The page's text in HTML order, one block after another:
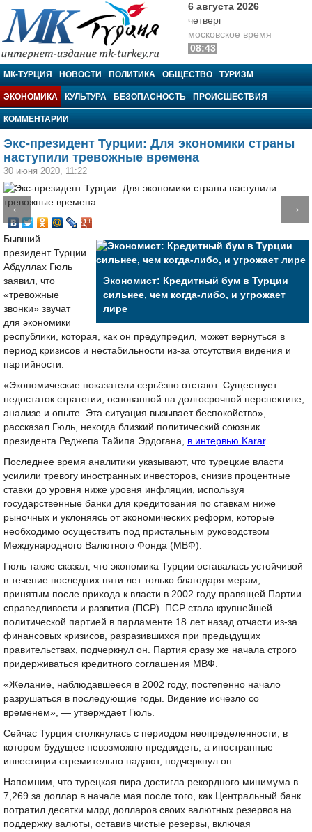
МК-Турция
6 августа 2026
четверг
московское время
08:43
МК-ТУРЦИЯ НОВОСТИ ПОЛИТИКА ОБЩЕСТВО ТУРИЗМ
ЭКОНОМИКА КУЛЬТУРА БЕЗОПАСНОСТЬ ПРОИСШЕСТВИЯ
КОММЕНТАРИИ
Экс-президент Турции: Для экономики страны
наступили тревожные времена
30 июня 2020, 11:22
← →
Экономист: Кредитный бум в Турции
сильнее, чем когда-либо, и угрожает
лире
Бывший
президент Турции
Абдуллах Гюль
заявил, что
«тревожные
звонки» звучат
для экономики
республики, которая, как он предупредил, может вернуться в
период кризисов и нестабильности из-за отсутствия видения и
партийности.
«Экономические показатели серьёзно отстают. Существует
недостаток стратегии, основанной на долгосрочной перспективе,
анализе и опыте. Эта ситуация вызывает беспокойство», —
рассказал Гюль, некогда близкий политический союзник
президента Реджепа Тайипа Эрдогана, в интервью Karar.
Последнее время аналитики указывают, что турецкие власти
усилили тревогу иностранных инвесторов, снизив процентные
ставки до уровня ниже уровня инфляции, используя
государственные банки для кредитования по ставкам ниже
рыночных и уклоняясь от экономических реформ, которые
необходимо осуществить под пристальным руководством
Международного Валютного Фонда (МВФ).
Гюль также сказал, что экономика Турции оставалась устойчивой
в течение последних пяти лет только благодаря мерам,
принятым после прихода к власти в 2002 году правящей Партии
справедливости и развития (ПСР). ПСР стала крупнейшей
политической партией в парламенте 18 лет назад отчасти из-за
финансовых кризисов, разразившихся при предыдущих
правительствах, подчеркнул он. Партия сразу же начала строго
придерживаться кредитного соглашения МВФ.
«Желание, наблюдавшееся в 2002 году, постепенно начало
разрушаться в последующие годы. Видение исчезло со
временем», — утверждает Гюль.
Сейчас Турция столкнулась с периодом неопределенности, в
котором будущее невозможно предвидеть, а иностранные
инвестиции стремительно падают, подчеркнул он.
Напомним, что турецкая лира достигла рекордного минимума в
7,269 за доллар в начале мая после того, как Центральный банк
потратил десятки млрд долларов своих валютных резервов на
поддержку валюты, оставив чистые резервы, включая